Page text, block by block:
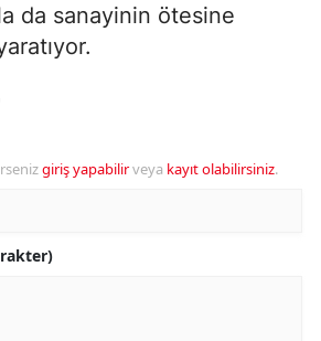
da sanayinin ötesine
giriş yapabilirveya kayıt olabilirsiniz.